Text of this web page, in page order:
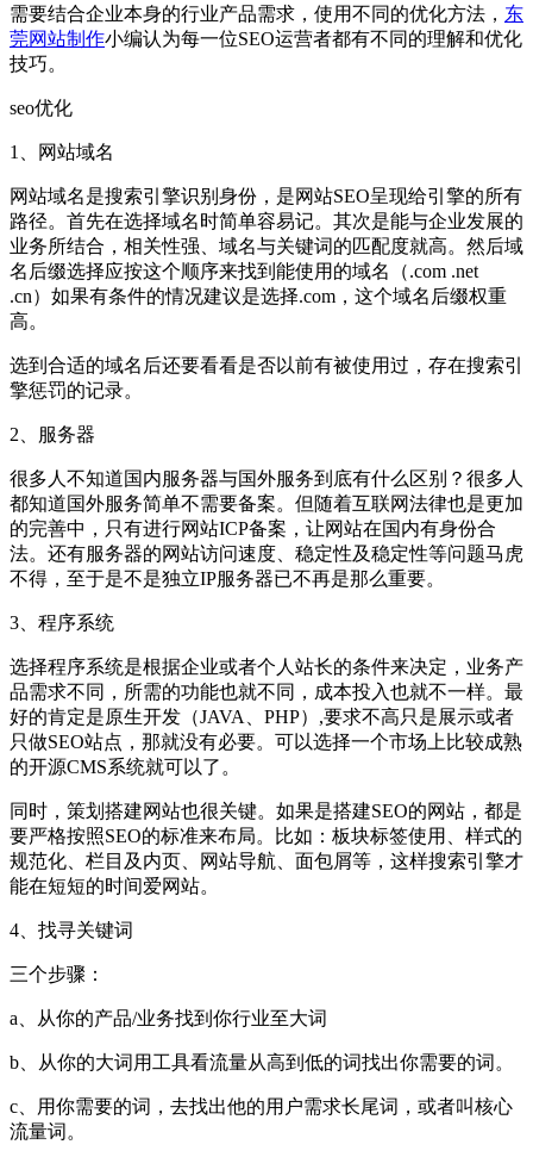
需要结合企业本身的行业产品需求，使用不同的优化方法， 东
莞网站制作小编认为每一位SEO运营者都有不同的理解和优化
技巧。
seo优化
1、网站域名
网站域名是搜索引擎识别身份，是网站SEO呈现给引擎的所有
路径。首先在选择域名时简单容易记。其次是能与企业发展的
业务所结合，相关性强、域名与关键词的匹配度就高。然后域
名后缀选择应按这个顺序来找到能使用的域名（.com .net
.cn）如果有条件的情况建议是选择.com，这个域名后缀权重
高。
选到合适的域名后还要看看是否以前有被使用过，存在搜索引
擎惩罚的记录。
2、服务器
很多人不知道国内服务器与国外服务到底有什么区别？很多人
都知道国外服务简单不需要备案。但随着互联网法律也是更加
的完善中，只有进行网站ICP备案，让网站在国内有身份合
法。还有服务器的网站访问速度、稳定性及稳定性等问题马虎
不得，至于是不是独立IP服务器已不再是那么重要。
3、程序系统
选择程序系统是根据企业或者个人站长的条件来决定，业务产
品需求不同，所需的功能也就不同，成本投入也就不一样。最
好的肯定是原生开发（JAVA、PHP）,要求不高只是展示或者
只做SEO站点，那就没有必要。可以选择一个市场上比较成熟
的开源CMS系统就可以了。
同时，策划搭建网站也很关键。如果是搭建SEO的网站，都是
要严格按照SEO的标准来布局。比如：板块标签使用、样式的
规范化、栏目及内页、网站导航、面包屑等，这样搜索引擎才
能在短短的时间爱网站。
4、找寻关键词
三个步骤：
a、从你的产品/业务找到你行业至大词
b、从你的大词用工具看流量从高到低的词找出你需要的词。
c、用你需要的词，去找出他的用户需求长尾词，或者叫核心
流量词。